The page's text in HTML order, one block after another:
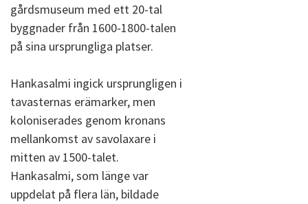
gårdsmuseum med ett 20-tal
byggnader från 1600-1800-talen
på sina ursprungliga platser.
Hankasalmi ingick ursprungligen i
tavasternas erämarker, men
koloniserades genom kronans
mellankomst av savolaxare i
mitten av 1500-talet.
Hankasalmi, som länge var
uppdelat på flera län, bildade